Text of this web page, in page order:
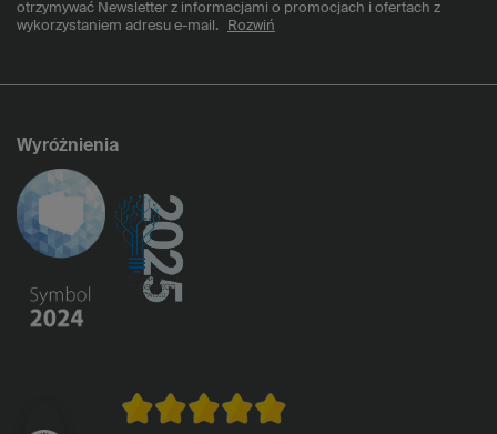
otrzymywać Newsletter z informacjami o promocjach i ofertach z
wykorzystaniem adresu e-mail.
Rozwiń
Wyróżnienia